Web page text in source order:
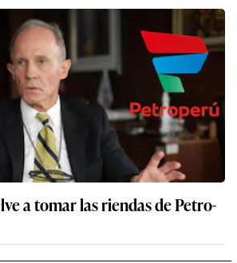
a tomar las riendas de Petro-